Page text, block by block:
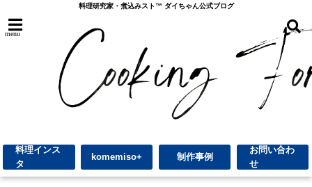
料理研究家・煮込みスト™︎ ダイちゃん公式ブログ
menu
料理インス
タ
komemiso+ 制作事例
お問い合わ
せ